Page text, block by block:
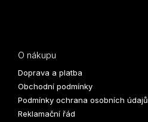
O nákupu
Doprava a platba
Obchodní podmínky
Podmínky ochrana osobních údajů
Reklamační řád